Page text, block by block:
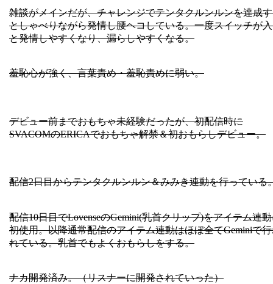
雑談がメインだが、チャレンジでテンタクルンルンを達成
としゃべりながら発情し腰ヘコしている。一度スイッチが
と発情しやすくなり、漏らしやすくなる。
羞恥心が強く、言葉責め・羞恥責めに弱い。
デビュー前までおもちゃ未経験だったが、初配信時に
SVACOMのERICAでおもちゃ解禁＆初おもらしデビュー。
配信2日目からテンタクルンルン＆みみき連動を行っている
配信10日目でLovenseのGemini(乳首クリップ)をアイテム連
初使用。以降通常配信のアイテム連動はほぼ全てGeminiで
れている。乳首でもよくおもらしをする。
ナカ開発済み。（リスナーに開発されていった）